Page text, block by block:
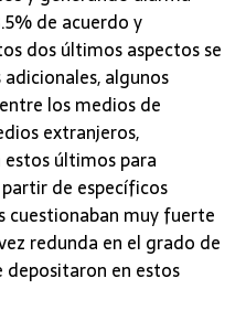
de acuerdo y
dos últimos aspectos se
algunos
los medios de
extranjeros,
últimos para
de específicos
cuestionaban muy fuerte
redunda en el grado de
en estos